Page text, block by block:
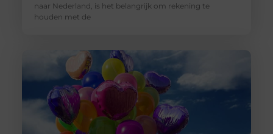
naar Nederland, is het belangrijk om rekening te
houden met de